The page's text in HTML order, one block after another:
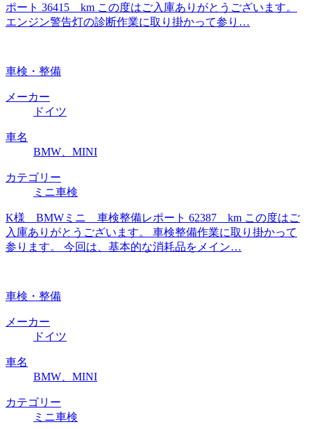
ポート 36415 km この度はご入庫ありがとうございます。
エンジン警告灯の診断作業に取り掛かって参り…
車検・整備
メーカー
ドイツ
車名
BMW、MINI
カテゴリー
ミニ車検
K様 BMWミニ 車検整備レポート 62387 km この度はご
入庫ありがとうございます。 車検整備作業に取り掛かって
参ります。 今回は、基本的な消耗品をメイン…
車検・整備
メーカー
ドイツ
車名
BMW、MINI
カテゴリー
ミニ車検